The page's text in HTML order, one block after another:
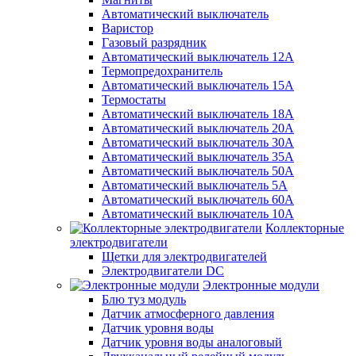
Автоматический выключатель
Варистор
Газовый разрядник
Автоматический выключатель 12А
Термопредохранитель
Автоматический выключатель 15А
Термостаты
Автоматический выключатель 18А
Автоматический выключатель 20А
Автоматический выключатель 30А
Автоматический выключатель 35А
Автоматический выключатель 50А
Автоматический выключатель 5А
Автоматический выключатель 60А
Автоматический выключатель 10А
Коллекторные
электродвигатели
Щетки для электродвигателей
Электродвигатели DC
Электронные модули
Блю туз модуль
Датчик атмосферного давления
Датчик уровня воды
Датчик уровня воды аналоговый